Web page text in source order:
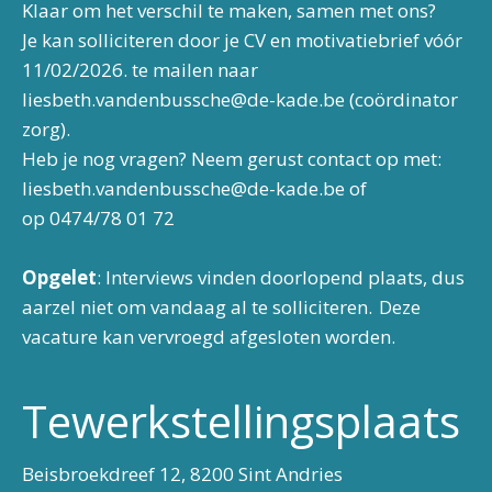
Klaar om het verschil te maken, samen met ons?
Je kan solliciteren door je CV en motivatiebrief vóór
11/02/2026. te mailen naar
liesbeth.vandenbussche@de-kade.be (coördinator
zorg).
Heb je nog vragen? Neem gerust contact op met:
liesbeth.vandenbussche@de-kade.be of
op 0474/78 01 72
Opgelet: Interviews vinden doorlopend plaats, dus
aarzel niet om vandaag al te solliciteren. Deze
vacature kan vervroegd afgesloten worden.
Tewerkstellingsplaats
Beisbroekdreef 12, 8200 Sint Andries